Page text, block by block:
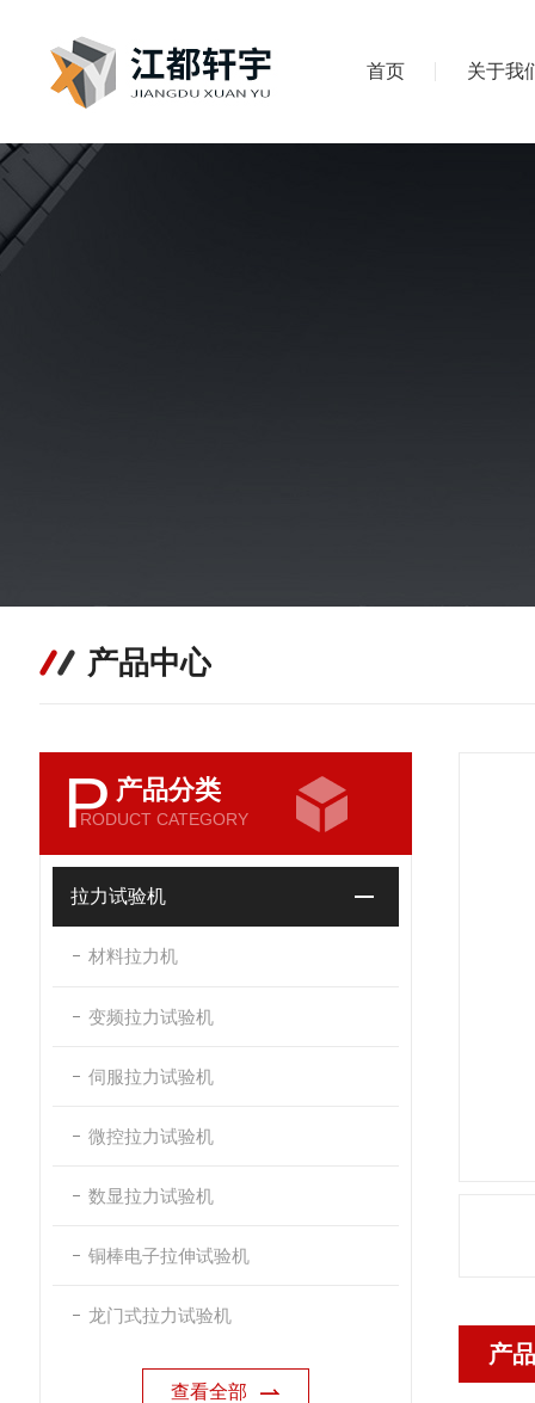
首页 关于我
产品中心
P 产品分类
RODUCT CATEGORY
拉力试验机
材料拉力机
变频拉力试验机
伺服拉力试验机
微控拉力试验机
数显拉力试验机
铜棒电子拉伸试验机
龙门式拉力试验机
查看全部
产